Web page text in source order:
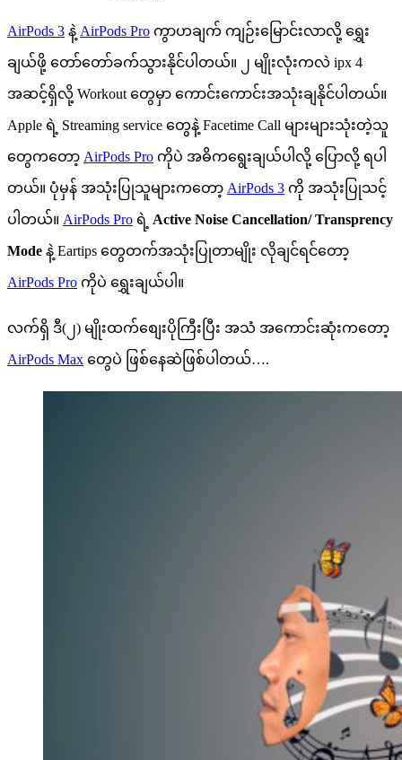
AirPods 3 နဲ့ AirPods Pro ကွာဟချက် ကျဉ်းမြောင်းလာလို့ ရွှေး
ချယ်ဖို့ တော်တော်ခက်သွားနိုင်ပါတယ်။ ၂ မျိုးလုံးကလဲ ipx 4
အဆင့်ရှိလို့ Workout တွေမှာ ကောင်းကောင်းအသုံးချနိုင်ပါတယ်။
Apple ရဲ့ Streaming service တွေနဲ့ Facetime Call များများသုံးတဲ့သူ
တွေကတော့ AirPods Pro ကိုပဲ အဓိကရွေးချယ်ပါလို့ ပြောလို့ ရပါ
တယ်။ ပုံမှန် အသုံးပြုသူများကတော့ AirPods 3 ကို အသုံးပြုသင့်
ပါတယ်။ AirPods Pro ရဲ့ Active Noise Cancellation/ Transprency
Mode နဲ့ Eartips တွေတက်အသုံးပြုတာမျိုး လိုချင်ရင်တော့
AirPods Pro ကိုပဲ ရွှေးချယ်ပါ။
လက်ရှိ ဒီ(၂) မျိုးထက်စျေးပိုကြီး​ပြီး အသံ အကောင်းဆုံးကတော့
AirPods Max တွေပဲ ဖြစ်နေဆဲဖြစ်ပါတယ်….